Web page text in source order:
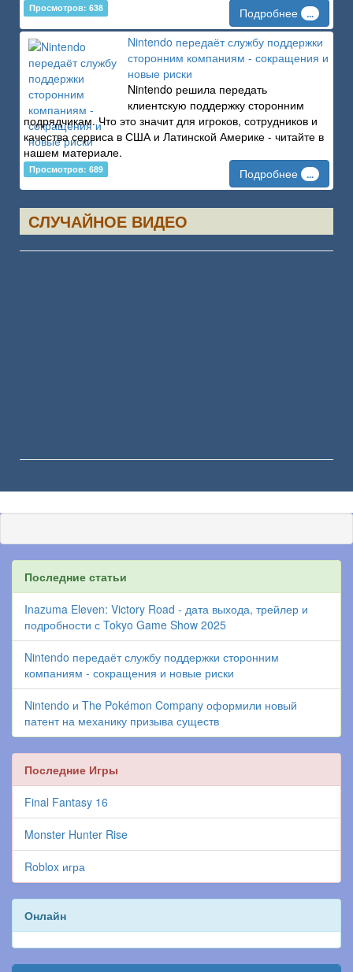
Просмотров: 638 Подробнее ...
Nintendo передаёт службу поддержки
сторонним компаниям - сокращения и
новые риски
Nintendo решила передать
клиентскую поддержку сторонним
подрядчикам. Что это значит для игроков, сотрудников и
качества сервиса в США и Латинской Америке - читайте в
нашем материале.
Просмотров: 689 Подробнее ...
СЛУЧАЙНОЕ ВИДЕО
Последние статьи
Inazuma Eleven: Victory Road - дата выхода, трейлер и
подробности с Tokyo Game Show 2025
Nintendo передаёт службу поддержки сторонним
компаниям - сокращения и новые риски
Nintendo и The Pokémon Company оформили новый
патент на механику призыва существ
Последние Игры
Final Fantasy 16
Monster Hunter Rise
Roblox игра
Онлайн